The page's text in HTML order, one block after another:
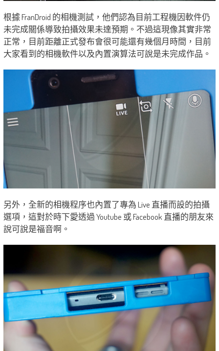
根據 FranDroid 的相機測試，他們認為目前工程機因軟件仍
未完成關係導致拍攝效果未達預期。不過這現像其實非常
正常，目前距離正式發布會很可能還有幾個月時間，目前
大家看到的相機軟件以及內置演算法可說是未完成作品。
另外，全新的相機程序也內置了專為 Live 直播而設的拍攝
選項，這對於時下愛透過 ​​Youtube 或 Facebook 直播的朋友來
說可說是福音啊。